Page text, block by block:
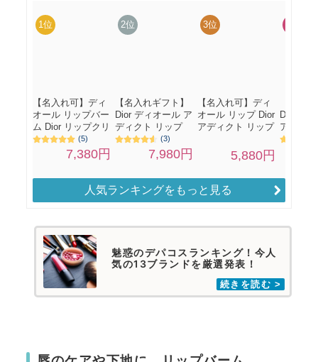
人気ランキングをもっと見る
魅惑のデパコスランキング！今人
気の13ブランドを厳選発表！